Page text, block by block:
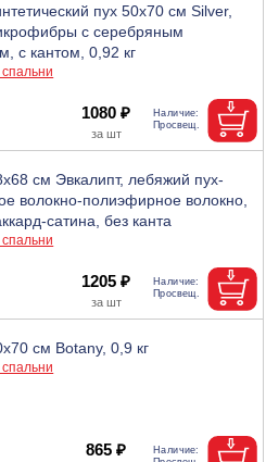
пух 50х70 см Silver,
с серебряным
с кантом, 0,92 кг
1080 ₽
см Эвкалипт, лебяжий пух-
волокно-полиэфирное волокно,
сатина, без канта
1205 ₽
см Botany, 0,9 кг
865 ₽